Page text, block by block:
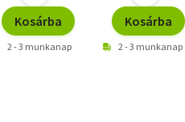
Kosárba
2 - 3 munkanap
Kosárba
2 - 3 munkanap